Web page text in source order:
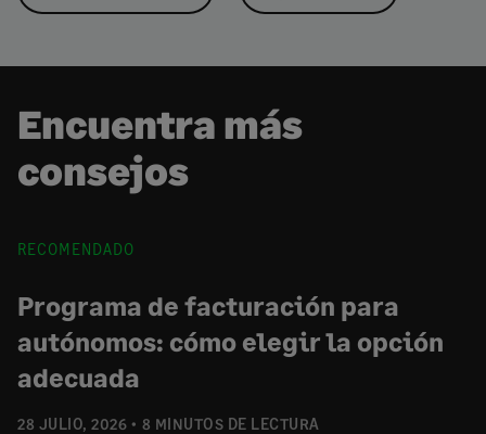
Encuentra más
consejos
RECOMENDADO
28 JULIO, 2026 8 MINUTOS DE LECTURA
Programa de facturación para
autónomos: cómo elegir la opción
adecuada